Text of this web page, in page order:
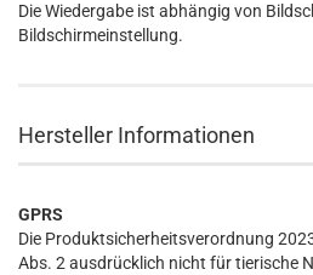
Die Wiedergabe ist abhängig von
Bildschirmeinstellung.
Hersteller Informationen
GPRS
Die Produktsicherheitsverordnung
Abs. 2 ausdrücklich nicht für tierische